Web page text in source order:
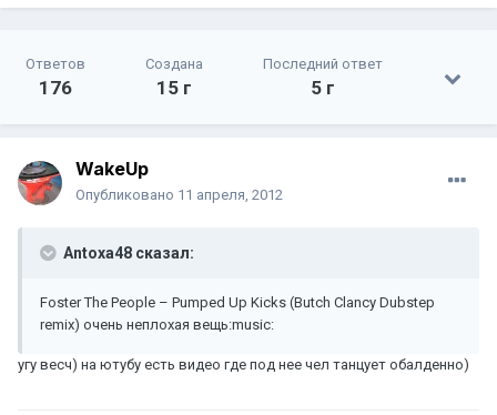
Ответов
176
Создана
15 г
Последний ответ
5 г
WakeUp
Опубликовано 11 апреля, 2012
Antoxa48 сказал:
Foster The People – Pumped Up Kicks (Butch Clancy Dubstep
remix) очень неплохая вещь:music:
угу весч) на ютубу есть видео где под нее чел танцует обалденно)